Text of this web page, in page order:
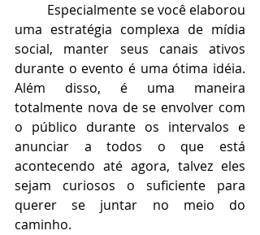
Especialmente se você elaborou
uma estratégia complexa de mídia
social, manter seus canais ativos
durante o evento é uma ótima idéia.
Além disso, é uma maneira
totalmente nova de se envolver com
o público durante os intervalos e
anunciar a todos o que está
acontecendo até agora, talvez eles
sejam curiosos o suficiente para
querer se juntar no meio do
caminho.